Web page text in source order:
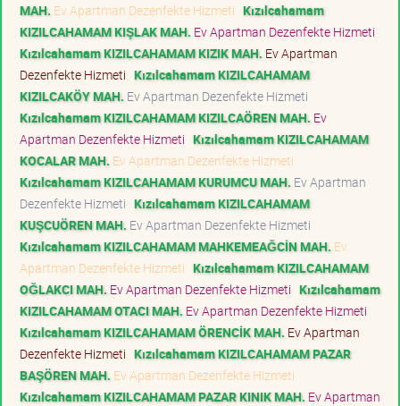
MAH. Ev Apartman Dezenfekte Hizmeti Kızılcahamam
KIZILCAHAMAM KIŞLAK MAH. Ev Apartman Dezenfekte Hizmeti
Kızılcahamam KIZILCAHAMAM KIZIK MAH. Ev Apartman
Dezenfekte Hizmeti Kızılcahamam KIZILCAHAMAM
KIZILCAKÖY MAH. Ev Apartman Dezenfekte Hizmeti
Kızılcahamam KIZILCAHAMAM KIZILCAÖREN MAH. Ev
Apartman Dezenfekte Hizmeti Kızılcahamam KIZILCAHAMAM
KOCALAR MAH. Ev Apartman Dezenfekte Hizmeti
Kızılcahamam KIZILCAHAMAM KURUMCU MAH. Ev Apartman
Dezenfekte Hizmeti Kızılcahamam KIZILCAHAMAM
KUŞCUÖREN MAH. Ev Apartman Dezenfekte Hizmeti
Kızılcahamam KIZILCAHAMAM MAHKEMEAĞCİN MAH. Ev
Apartman Dezenfekte Hizmeti Kızılcahamam KIZILCAHAMAM
OĞLAKCI MAH. Ev Apartman Dezenfekte Hizmeti Kızılcahamam
KIZILCAHAMAM OTACI MAH. Ev Apartman Dezenfekte Hizmeti
Kızılcahamam KIZILCAHAMAM ÖRENCİK MAH. Ev Apartman
Dezenfekte Hizmeti Kızılcahamam KIZILCAHAMAM PAZAR
BAŞÖREN MAH. Ev Apartman Dezenfekte Hizmeti
Kızılcahamam KIZILCAHAMAM PAZAR KINIK MAH. Ev Apartman